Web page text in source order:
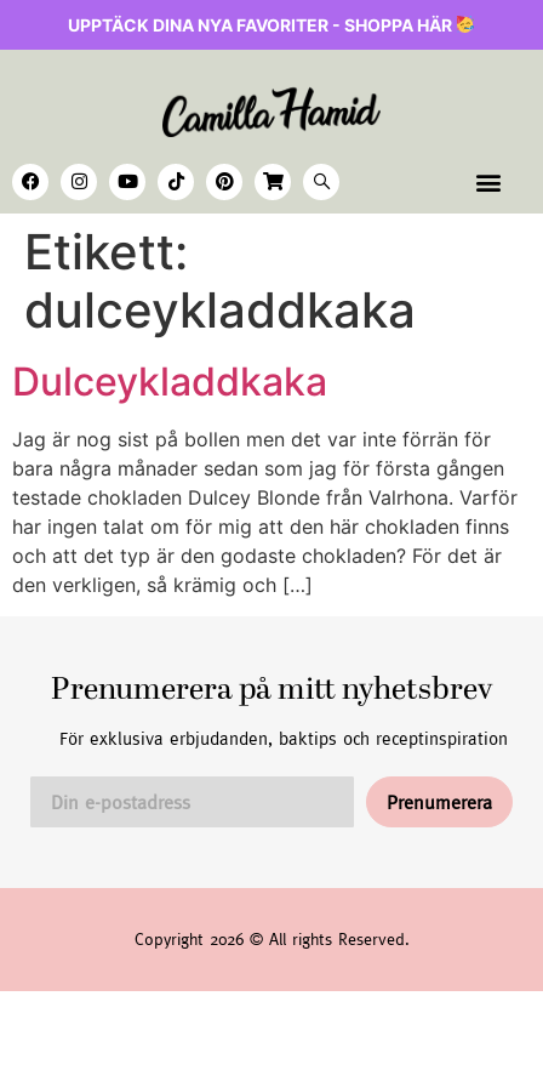
UPPTÄCK DINA NYA FAVORITER - SHOPPA HÄR
Etikett:
dulceykladdkaka
Dulceykladdkaka
Jag är nog sist på bollen men det var inte förrän för
bara några månader sedan som jag för första gången
testade chokladen Dulcey Blonde från Valrhona. Varför
har ingen talat om för mig att den här chokladen finns
och att det typ är den godaste chokladen? För det är
den verkligen, så krämig och […]
Prenumerera på mitt nyhetsbrev
För exklusiva erbjudanden, baktips och receptinspiration
Copyright 2026 © All rights Reserved.